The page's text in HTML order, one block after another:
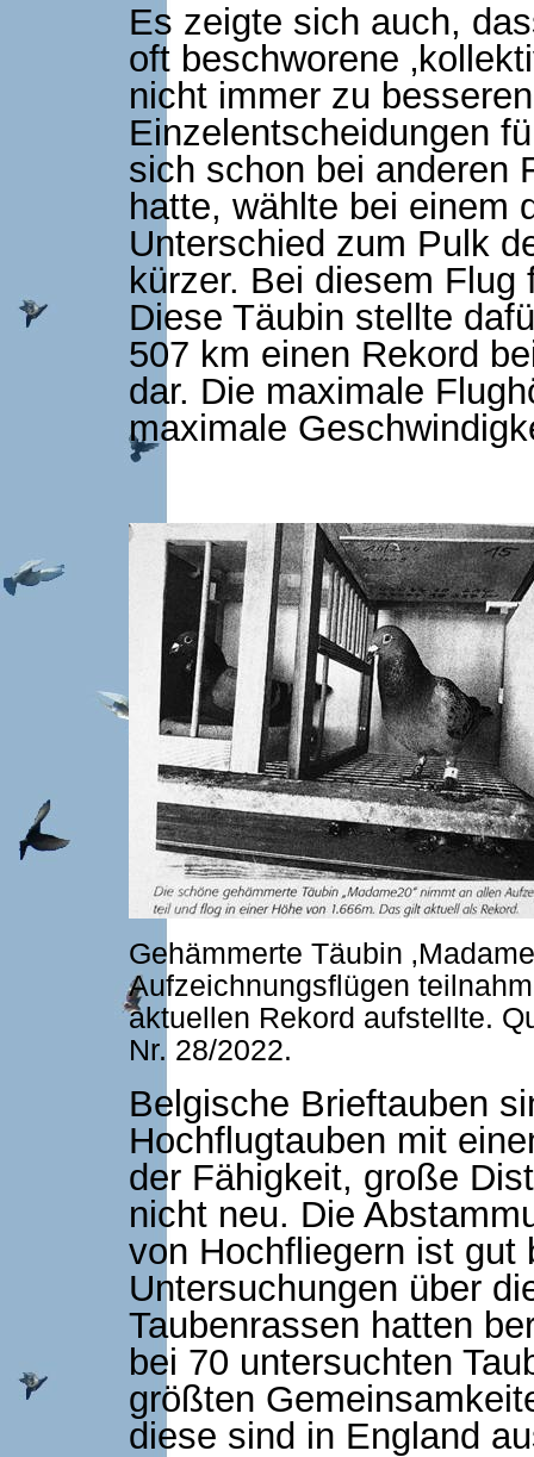
Es zeigte sich auch,
oft beschworene
nicht immer zu
Einzelentscheidungen
sich schon bei anderen
hatte, wählte bei einem
Unterschied zum Pulk
kürzer. Bei diesem Flug
Diese Täubin stellte
507 km einen Rekord
dar. Die maximale
maximale
Gehämmerte Täubin
Aufzeichnungsflügen
aktuellen Rekord aufstellte.
Nr. 28/2022.
Belgische Brieftauben
Hochflugtauben mit
der Fähigkeit, große
nicht neu. Die
von Hochfliegern ist gut
Untersuchungen über
Taubenrassen hatten
bei 70 untersuchten
größten
diese sind in England